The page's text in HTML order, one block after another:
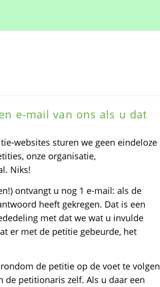
e-mail van ons als u dat
websites sturen we geen eindeloze
onze organisatie,
Niks!
ontvangt u nog 1 e-mail: als de
heeft gekregen. Dat is een
met dat we wat u invulde
er met de petitie gebeurde, het
de petitie op de voet te volgen
de petitionaris zelf. Als u daar een